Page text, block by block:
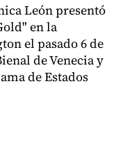
León presentó
en la
el pasado 6 de
de Venecia y
de Estados